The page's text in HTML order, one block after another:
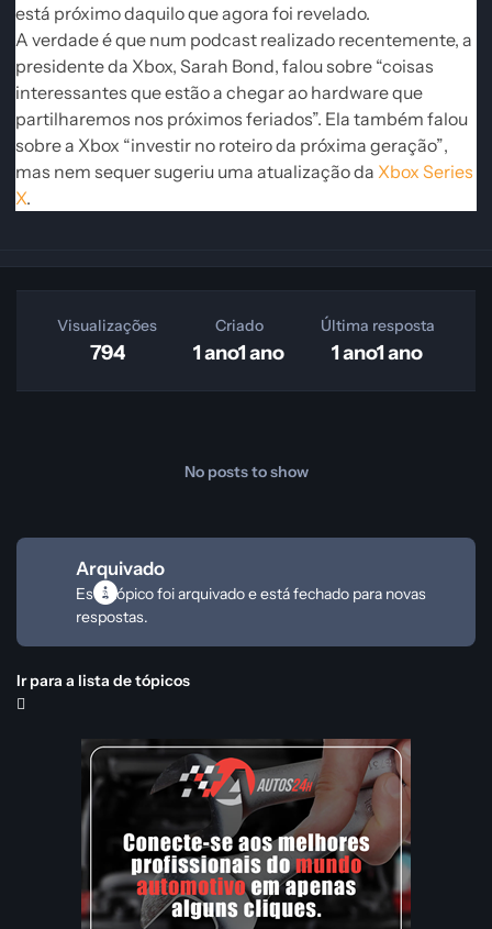
está próximo daquilo que agora foi revelado.
A verdade é que num podcast realizado recentemente, a
presidente da Xbox, Sarah Bond, falou sobre “coisas
interessantes que estão a chegar ao hardware que
partilharemos nos próximos feriados”. Ela também falou
sobre a Xbox “investir no roteiro da próxima geração”,
mas nem sequer sugeriu uma atualização da Xbox Series
X.
Visualizações
794
Criado
1 ano1 ano
Última resposta
1 ano1 ano
No posts to show
Arquivado
Este tópico foi arquivado e está fechado para novas
respostas.
Ir para a lista de tópicos